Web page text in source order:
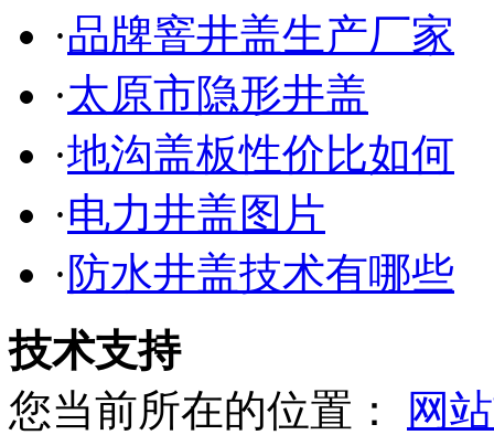
·品牌窨井盖生产厂家
·太原市隐形井盖
·地沟盖板性价比如何
·电力井盖图片
· 防水井盖技术有哪些
技术支持
您当前所在的位置：
网